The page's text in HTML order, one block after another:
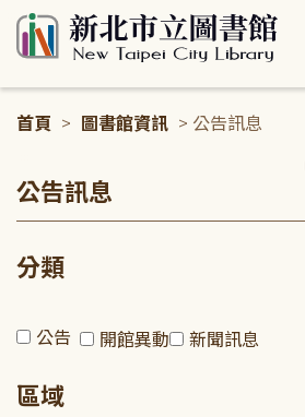
首頁 > 圖書館資訊 > 公告訊息
公告訊息
分類
公告 開館異動 新聞訊息
區域